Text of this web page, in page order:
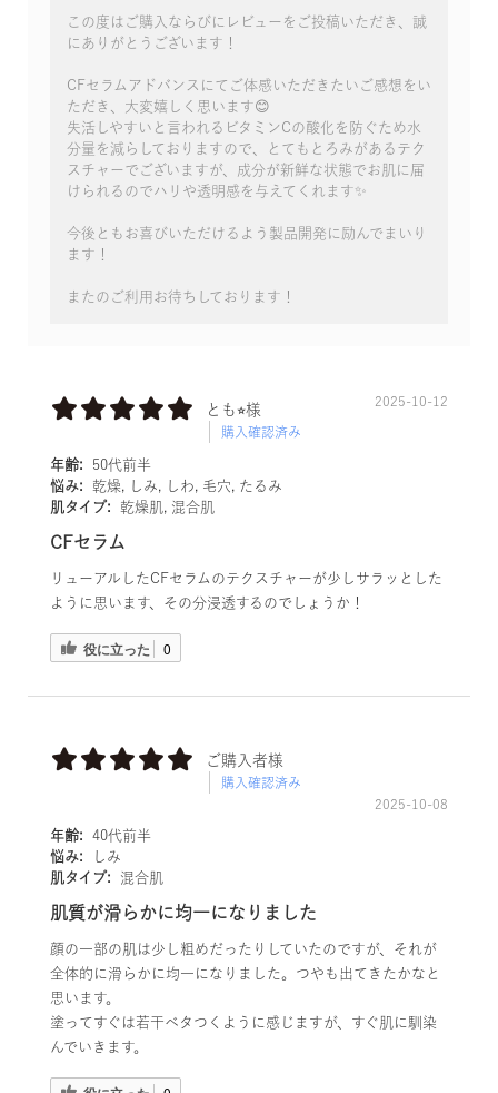
この度はご購入ならびにレビューをご投稿いただき、誠
にありがとうございます！
CFセラムアドバンスにてご体感いただきたいご感想をい
ただき、大変嬉しく思います😊
失活しやすいと言われるビタミンCの酸化を防ぐため水
分量を減らしておりますので、とてもとろみがあるテク
スチャーでございますが、成分が新鮮な状態でお肌に届
けられるのでハリや透明感を与えてくれます✨
今後ともお喜びいただけるよう製品開発に励んでまいり
ます！
またのご利用お待ちしております！
とも⭐︎様
購入確認済み
2025-10-12
年齢:
50代前半
悩み:
乾燥, しみ, しわ, 毛穴, たるみ
肌タイプ:
乾燥肌, 混合肌
CFセラム
リューアルしたCFセラムのテクスチャーが少しサラッとした
ように思います、その分浸透するのでしょうか！
役に立った 0
ご購入者様
購入確認済み
2025-10-08
年齢:
40代前半
悩み:
しみ
肌タイプ:
混合肌
肌質が滑らかに均一になりました
顔の一部の肌は少し粗めだったりしていたのですが、それが
全体的に滑らかに均一になりました。つやも出てきたかなと
思います。
塗ってすぐは若干ベタつくように感じますが、すぐ肌に馴染
んでいきます。